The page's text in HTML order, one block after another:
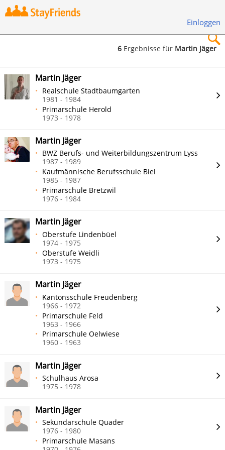
Einloggen
Suchen
6 Ergebnisse für Martin Jäger
Martin Jäger
Realschule Stadtbaumgarten
1981 - 1984
Primarschule Herold
1973 - 1978
Martin Jäger
BWZ Berufs- und Weiterbildungszentrum Lyss
1987 - 1989
Kaufmännische Berufsschule Biel
1985 - 1987
Primarschule Bretzwil
1976 - 1984
Martin Jäger
Oberstufe Lindenbüel
1974 - 1975
Oberstufe Weidli
1973 - 1975
Martin Jäger
Kantonsschule Freudenberg
1966 - 1972
Primarschule Feld
1963 - 1966
Primarschule Oelwiese
1960 - 1963
Martin Jäger
Schulhaus Arosa
1975 - 1978
Martin Jäger
Sekundarschule Quader
1976 - 1980
Primarschule Masans